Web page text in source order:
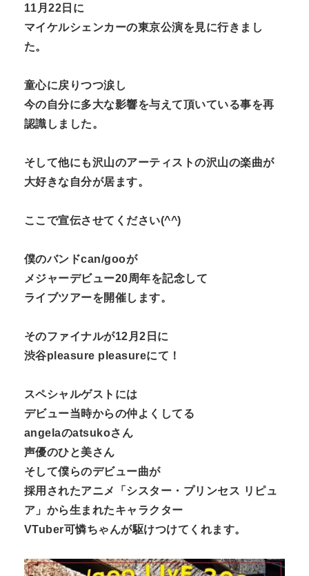
11月22日に
マイケルシェンカーの東京公演を見に行きまし
た。
童心に戻りつつ涙し
今の自分に多大な影響を与えて頂いている事を再
認識しました。
そして他にも沢山のアーティストの沢山の楽曲が
大好きな自分が居ます。
ここで宣伝させてください(^^)
僕のバンドcan/gooが
メジャーデビュー20周年を記念して
ライブツアーを開催します。
そのファイナルが12月2日に
渋谷pleasure pleasureにて！
スペシャルゲストには
デビュー当時からの仲よくしてる
angelaのatsukoさん
声優のひと美さん
そして僕らのデビュー曲が
採用されたアニメ「シスター・プリンセス リピュ
ア」から生まれたキャラクター
VTuber可憐ちゃんが駆けつけてくれます。